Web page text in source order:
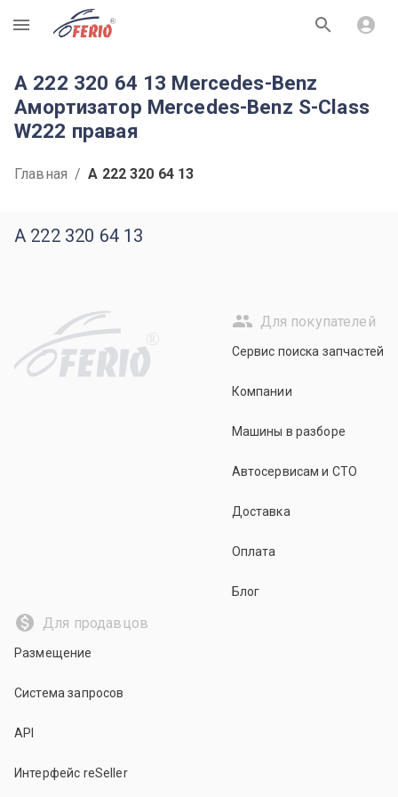
R
A 222 320 64 13 Mercedes-Benz
Амортизатор Mercedes-Benz S-Class
W222 правая
Главная / A 222 320 64 13
A 222 320 64 13
R
Для покупателей
Сервис поиска запчастей
Компании
Машины в разборе
Автосервисам и СТО
Доставка
Оплата
Блог
Для продавцов
Размещение
Система запросов
API
Интерфейс reSeller